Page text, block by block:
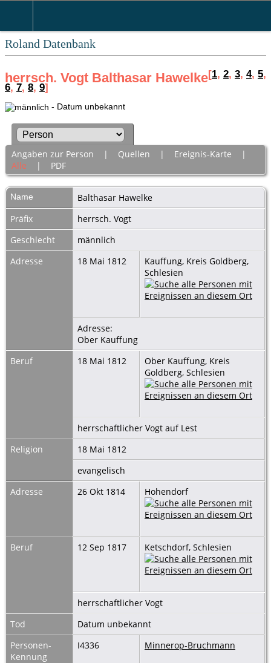
Roland Datenbank
herrsch. Vogt Balthasar Hawelke[1, 2, 3, 4, 5,
6, 7, 8, 9]
- Datum unbekannt
Angaben zur Person | Quellen | Ereignis-Karte |
Alle | PDF
Name Balthasar Hawelke
Präfix
herrsch. Vogt
Geschlecht
männlich
Adresse
18 Mai 1812
Kauffung, Kreis Goldberg,
Schlesien
Adresse:
Ober Kauffung
Beruf
18 Mai 1812
Ober Kauffung, Kreis
Goldberg, Schlesien
herrschaftlicher Vogt auf Lest
Religion
18 Mai 1812
evangelisch
Adresse
26 Okt 1814 Hohendorf
Beruf 12 Sep 1817 Ketschdorf, Schlesien
herrschaftlicher Vogt
Tod
Datum unbekannt
Personen-
Kennung
I4336 Minnerop-Bruchmann